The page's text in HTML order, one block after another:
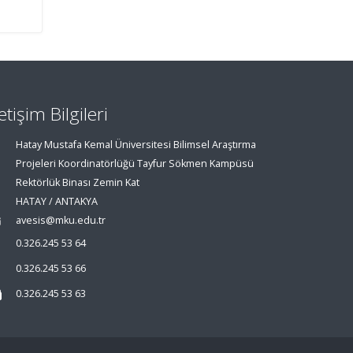
Bilgileri
Hatay Mustafa Kemal Üniversitesi Bilimsel Araştırma
Projeleri Koordinatörlüğü Tayfur Sökmen Kampüsü
Rektörlük Binası Zemin Kat
HATAY / ANTAKYA
avesis@mku.edu.tr
0.326.245 53 64
0.326.245 53 66
0.326.245 53 63